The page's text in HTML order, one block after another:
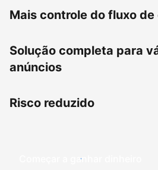
Mais controle do fluxo de
Solução completa para
anúncios
Risco reduzido
Começar a ganhar dinheiro